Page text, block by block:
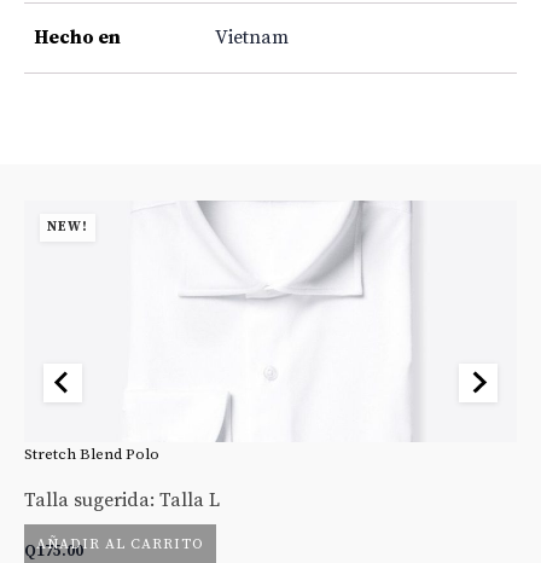
Hecho en Vietnam
NEW!
AÑADIR AL CARRITO
Stretch Blend Polo
Talla sugerida: Talla L
Q175.00